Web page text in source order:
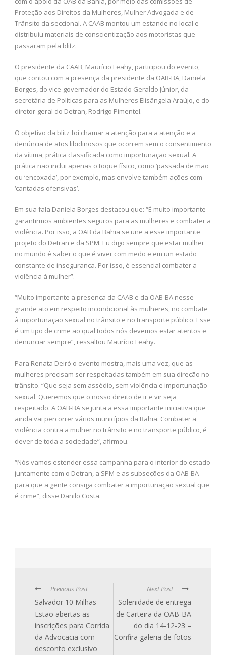
Proteção aos Direitos da Mulheres, Mulher Advogada e de
Trânsito da seccional. A CAAB montou um estande no local e
distribuiu materiais de conscientização aos motoristas que
passaram pela blitz.
O presidente da CAAB, Maurício Leahy, participou do evento,
que contou com a presença da presidente da OAB-BA, Daniela
Borges, do vice-governador do Estado Geraldo Júnior, da
secretária de Políticas para as Mulheres Elisângela Araújo, e do
diretor-geral do Detran, Rodrigo Pimentel.
O objetivo da blitz foi chamar a atenção para a atenção e a
denúncia de atos libidinosos que ocorrem sem o consentimento
da vítima, prática classificada como importunação sexual. A
prática não inclui apenas o toque físico, como ‘passada de mão
ou ‘encoxada’, por exemplo, mas envolve também ações com
‘cantadas ofensivas’.
Em sua fala Daniela Borges destacou que: “É muito importante
garantirmos ambientes seguros para as mulheres e combater a
violência. Por isso, a OAB da Bahia se une a esse importante
projeto do Detran e da SPM. Eu digo sempre que estar mulher
no mundo é saber o que é viver com medo e em um estado
constante de insegurança. Por isso, é essencial combater a
violência à mulher”.
“Muito importante a presença da CAAB e da OAB-BA nesse
grande ato em respeito incondicional às mulheres, no combate
à importunação sexual no trânsito e no transporte público. Esse
é um tipo de crime ao qual todos nós devemos estar atentos e
denunciar sempre”, ressaltou Maurício Leahy.
Para Renata Deiró o evento mostra, mais uma vez, que as
mulheres precisam ser respeitadas também em sua direção no
trânsito. “Que seja sem assédio, sem violência e importunação
sexual. Queremos que o nosso direito de ir e vir seja
respeitado. A OAB-BA se junta a essa importante iniciativa que
ainda vai percorrer vários municípios da Bahia. Combater a
violência contra a mulher no trânsito e no transporte público, é
dever de toda a sociedade”, afirmou.
“Nós vamos estender essa campanha para o interior do estado
juntamente com o Detran, a SPM e as subseções da OAB-BA
para que a gente consiga combater a importunação sexual que
é crime”, disse Danilo Costa.
Previous Post
Salvador 10 Milhas –
Estão abertas as
inscrições para Corrida
da Advocacia com
desconto exclusivo
Next Post
Solenidade de entrega
de Carteira da OAB-BA
do dia 14-12-23 –
Confira galeria de fotos